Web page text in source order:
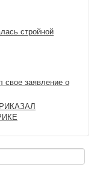
стройной
свое заявление о